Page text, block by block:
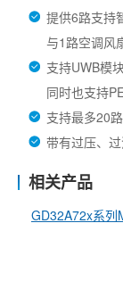
提供6路支持
与1路空调风
支持UWB模
同时也支持
支持最多20
带有过压、
相关产品
GD32A72x系列